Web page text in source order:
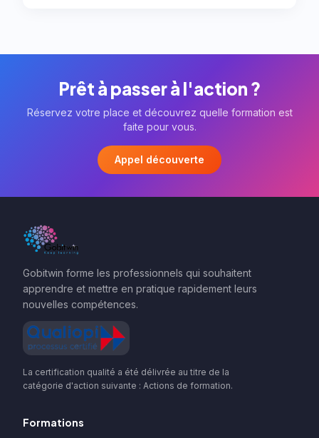
Prêt à passer à l'action ?
Réservez votre place et découvrez quelle formation est
faite pour vous.
Appel découverte
Gobitwin forme les professionnels qui souhaitent
apprendre et mettre en pratique rapidement leurs
nouvelles compétences.
La certification qualité a été délivrée au titre de la
catégorie d'action suivante : Actions de formation.
Formations